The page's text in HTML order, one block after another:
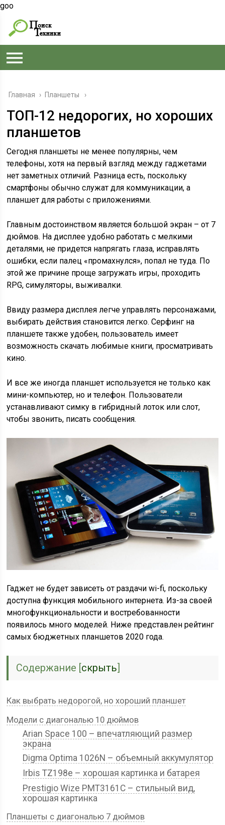
goo
Главная › Планшеты
ТОП-12 недорогих, но хороших
планшетов
Сегодня планшеты не менее популярны, чем
телефоны, хотя на первый взгляд между гаджетами
нет заметных отличий. Разница есть, поскольку
смартфоны обычно служат для коммуникации, а
планшет для работы с приложениями.
Главным достоинством является большой экран – от 7
дюймов. На дисплее удобно работать с мелкими
деталями, не придется напрягать глаза, исправлять
ошибки, если палец «промахнулся», попал не туда. По
этой же причине проще загружать игры, проходить
RPG, симуляторы, выживалки.
Ввиду размера дисплея легче управлять персонажами,
выбирать действия становится легко. Серфинг на
планшете также удобен, пользователь имеет
возможность скачать любимые книги, просматривать
кино.
И все же иногда планшет используется не только как
мини-компьютер, но и телефон. Пользователи
устанавливают симку в гибридный лоток или слот,
чтобы звонить, писать сообщения.
Гаджет не будет зависеть от раздачи wi-fi, поскольку
доступна функция мобильного интернета. Из-за своей
многофункциональности и востребованности
появилось много моделей. Ниже представлен рейтинг
самых бюджетных планшетов 2020 года.
Содержание [скрыть]
Как выбрать недорогой, но хороший планшет
Модели с диагональю 10 дюймов
Arian Space 100 – впечатляющий размер
экрана
Digma Optima 1026N – объемный аккумулятор
Irbis TZ198e – хорошая картинка и батарея
Prestigio Wize PMT3161C – стильный вид,
хорошая картинка
Планшеты с диагональю 7 дюймов